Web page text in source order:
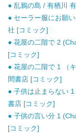
● 乱鴉の島 / 有栖川
● セーラー服にお願
社 [コミック]
● 花屋の二階で 2
[コミック]
● 花屋の二階で 1 （
間書店 [コミック]
● 子供は止まらない
書店 [コミック]
● 子供の言い分 1
[コミック]